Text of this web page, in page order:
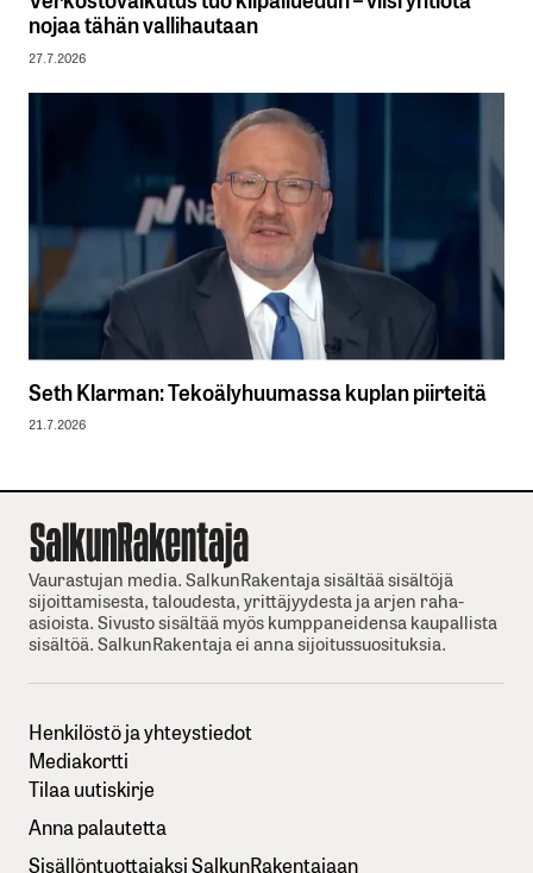
nojaa tähän vallihautaan
27.7.2026
Seth Klarman: Tekoälyhuumassa kuplan piirteitä
21.7.2026
Vaurastujan media. SalkunRakentaja sisältää sisältöjä
sijoittamisesta, taloudesta, yrittäjyydesta ja arjen raha-
asioista. Sivusto sisältää myös kumppaneidensa kaupallista
sisältöä. SalkunRakentaja ei anna sijoitussuosituksia.
Henkilöstö ja yhteystiedot
Mediakortti
Tilaa uutiskirje
Anna palautetta
Sisällöntuottajaksi SalkunRakentajaan